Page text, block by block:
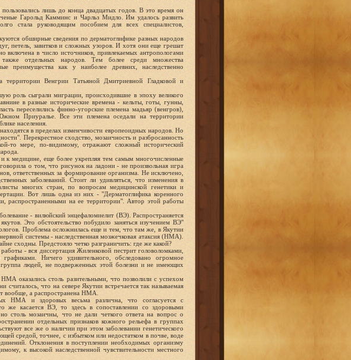
лишь до конца двадцатых годов. В это время он
Гарольд Камминс и Чарльз Мидло. Им удалось развить
стала руководящим пособием для всех специалистов,
обширные сведения по дерматоглифике разных народов
петель, завитков и сложных узоров. И хотя они еще грешат
в число источников, привлекаемых антропологами
отдельных народов. Тем более среди множества
преимущества как у наиболее древних, наследственно
Венгрии Татьяной Дмитриевной Гладковой и
роль сыграли миграции, происходившие в эпоху великого
в разные исторические времена - кельты, готы, гунны,
переселились финно-угорские племена мадьяр (венгров),
Приуралье. Все эти племена оседали на территории
населения.
в пределах изменчивости европеоидных народов. Но
Перекрестное сходство, мозаичность и разбросанность
то мере, по-видимому, отражают сложный исторический
к медицине, еще более укрепляя тем самым многочисленные
о том, что рисунок на ладони - не произвольная игра
ответственных за формирование организма. Не исключено,
заболеваний. Стоит ли удивляться, что изменения в
многих стран, по вопросам медицинской генетики и
Вот лишь одна из них - "Дерматоглифика коренного
распространенными на ее территории". Автор этой работы
- вилюйский энцефаломиелит (ВЭ). Распространяется
Это обстоятельство побудило заняться изучением ВЭ"
Проблема осложнилась еще и тем, что там же, в Якутии
системы - наследственная мозжечковая атаксия (НМА).
сходны. Предстояло четко разграничить: где же какой?
- вся диссертация Жиленковой пестрит головоломками,
Ничего удивительного, обследовано огромное
людей, не подверженных этой болезни и не имеющих
оказались столь разительными, что позволили с успехом
что на севере Якутии встречается так называемая
вообще, а распространена НМА.
НМА и здоровых весьма различна, что согласуется с
же касается ВЭ, то здесь в сопоставлении со здоровыми
столь мозаичны, что не дали четкого ответа на вопрос о
отдельных признаков кожного рельефа в группах
все же о наличии при этом заболевании генетического
средой, точнее, с избытком или недостатком в почве, воде
Отклонения в поступлении необходимых организму
к высокой наследственной чувствительности местного